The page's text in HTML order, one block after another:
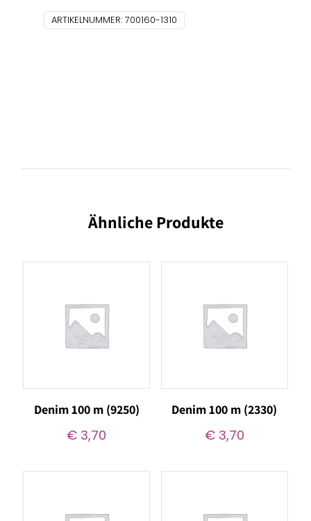
Menge
ARTIKELNUMMER: 700160-1310
Ähnliche Produkte
Denim 100 m (9250)
€ 3,70
Denim 100 m (2330)
€3,70